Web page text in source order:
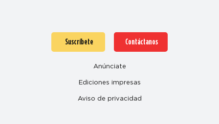
Suscríbete Contáctanos
Anúnciate
Ediciones impresas
Aviso de privacidad